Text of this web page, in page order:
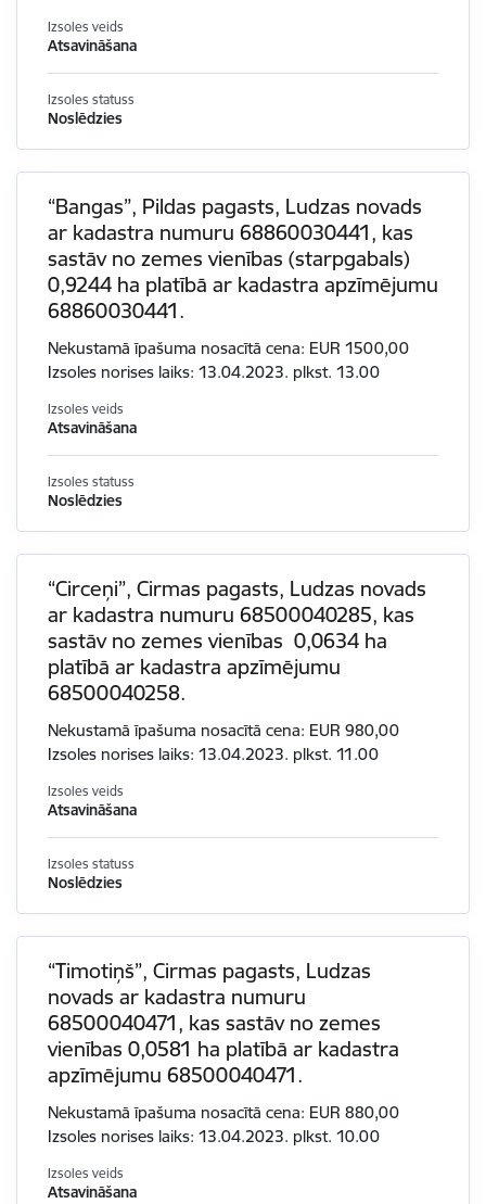
Izsoles veids
Atsavināšana
Izsoles statuss
Noslēdzies
“Bangas”, Pildas pagasts, Ludzas novads
ar kadastra numuru 68860030441, kas
sastāv no zemes vienības (starpgabals)
0,9244 ha platībā ar kadastra apzīmējumu
68860030441.
Nekustamā īpašuma nosacītā cena: EUR 1500,00
Izsoles norises laiks: 13.04.2023. plkst. 13.00
Izsoles veids
Atsavināšana
Izsoles statuss
Noslēdzies
“Circeņi”, Cirmas pagasts, Ludzas novads
ar kadastra numuru 68500040285, kas
sastāv no zemes vienības 0,0634 ha
platībā ar kadastra apzīmējumu
68500040258.
Nekustamā īpašuma nosacītā cena: EUR 980,00
Izsoles norises laiks: 13.04.2023. plkst. 11.00
Izsoles veids
Atsavināšana
Izsoles statuss
Noslēdzies
“Timotiņš”, Cirmas pagasts, Ludzas
novads ar kadastra numuru
68500040471, kas sastāv no zemes
vienības 0,0581 ha platībā ar kadastra
apzīmējumu 68500040471.
Nekustamā īpašuma nosacītā cena: EUR 880,00
Izsoles norises laiks: 13.04.2023. plkst. 10.00
Izsoles veids
Atsavināšana